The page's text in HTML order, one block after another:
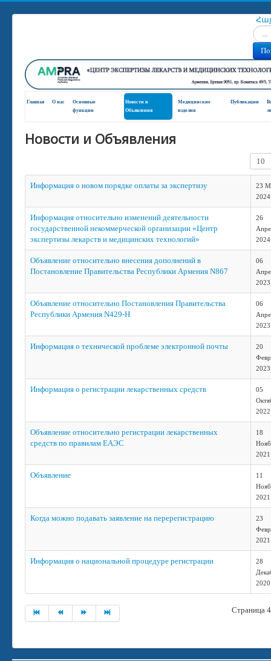
Главная О нас
Основные
функции
Новости и
Oбъявления
Медицинские
изделия
Публикации
Новости и Объявления
Кол-
Информация о новом порядке оплаты за экспертизу
23
2024
Информация относительно изменений деятельности
государственной некоммерческой организации «Центр
экспертизы лекарств и медицинских технологий»
26
2024
Объявление относительно внесения дополнений в
Постановление Правительства Республики Армения N867
06
2023
Объявление относительно Постановления Правительства
Республики Армения N429-Н
06
2023
Информация о технической проблеме электронной почты
20
2023
Информация о регистрации лекарственных средств
05
2022
Объявление относительно регистрации лекарственных
средств по правилам ЕАЭС
18
2021
Объявление
11
2021
Когда можно подавать заявление на перерегистрацию
23
2021
Информация о национальной процедуре регистрации
28
2020
Страница